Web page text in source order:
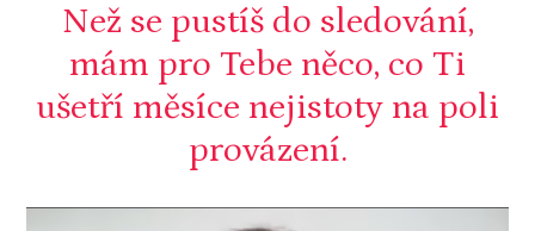
Než se pustíš do sledování,
mám pro Tebe něco, co Ti
ušetří měsíce nejistoty na poli
provázení.